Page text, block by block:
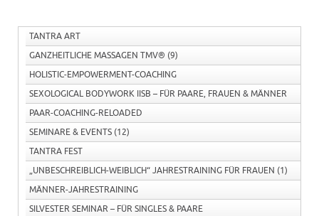
TANTRA ART
GANZHEITLICHE MASSAGEN TMV® (9)
HOLISTIC-EMPOWERMENT-COACHING
SEXOLOGICAL BODYWORK IISB – FÜR PAARE, FRAUEN & MÄNNER
PAAR-COACHING-RELOADED
SEMINARE & EVENTS (12)
TANTRA FEST
„UNBESCHREIBLICH-WEIBLICH“ JAHRESTRAINING FÜR FRAUEN (1)
MÄNNER-JAHRESTRAINING
SILVESTER SEMINAR – FÜR SINGLES & PAARE